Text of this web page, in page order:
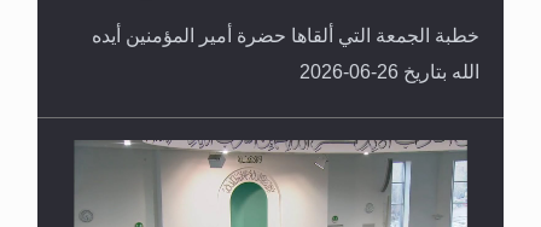
خطبة الجمعة التي ألقاها حضرة أمير المؤمنين أيده
الله بتاريخ 26-06-2026